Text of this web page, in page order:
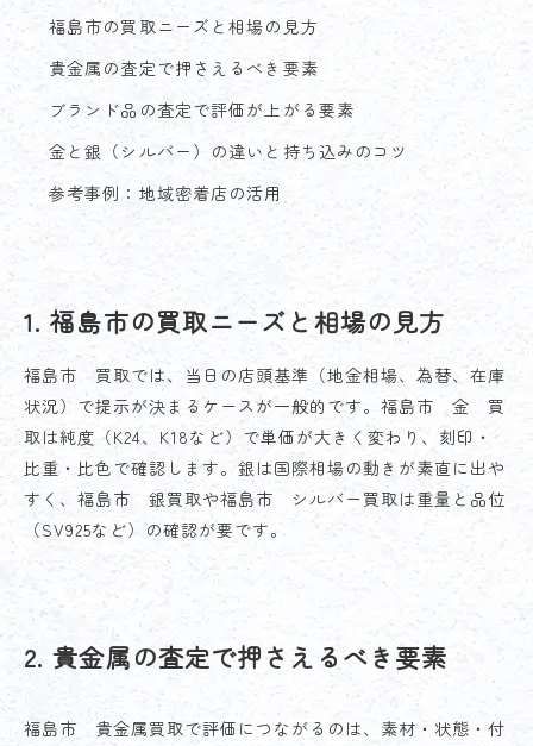
福島市の買取ニーズと相場の見方
貴金属の査定で押さえるべき要素
ブランド品の査定で評価が上がる要素
金と銀（シルバー）の違いと持ち込みのコツ
参考事例：地域密着店の活用
1. 福島市の買取ニーズと相場の見方
福島市 買取では、当日の店頭基準（地金相場、為替、在庫
状況）で提示が決まるケースが一般的です。福島市 金 買
取は純度（K24、K18など）で単価が大きく変わり、刻印・
比重・比色で確認します。銀は国際相場の動きが素直に出や
すく、福島市 銀買取や福島市 シルバー買取は重量と品位
（SV925など）の確認が要です。
2. 貴金属の査定で押さえるべき要素
福島市 貴金属買取で評価につながるのは、素材・状態・付